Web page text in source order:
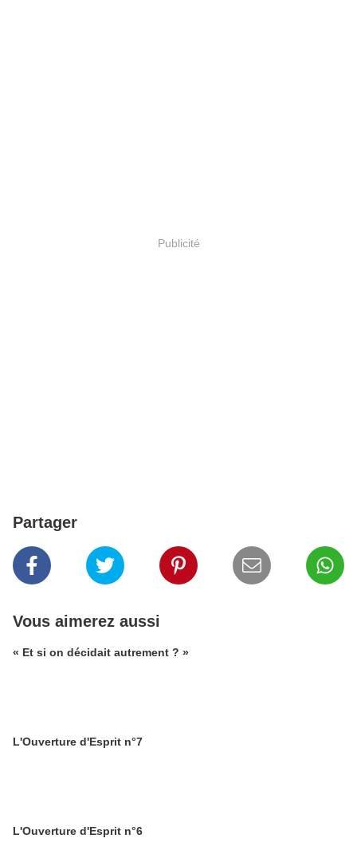
Publicité
Partager
Vous aimerez aussi
« Et si on décidait autrement ? »
L'Ouverture d'Esprit n°7
L'Ouverture d'Esprit n°6